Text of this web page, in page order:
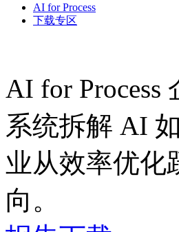
AI for Process
下载专区
AI for
系统拆解 AI 如
业从效率优化
向。